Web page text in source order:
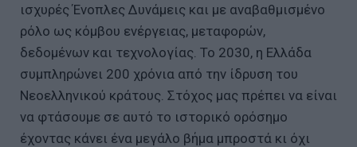
ισχυρές Ένοπλες Δυνάμεις και με αναβαθμισμένο
ρόλο ως κόμβου ενέργειας, μεταφορών,
δεδομένων και τεχνολογίας. Το 2030, η Ελλάδα
συμπληρώνει 200 χρόνια από την ίδρυση του
Νεοελληνικού κράτους. Στόχος μας πρέπει να είναι
να φτάσουμε σε αυτό το ιστορικό ορόσημο
έχοντας κάνει ένα μεγάλο βήμα μπροστά κι όχι